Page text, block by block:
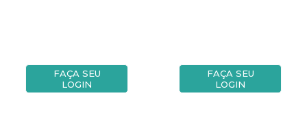
FAÇA SEU
LOGIN
FAÇA SEU
LOGIN